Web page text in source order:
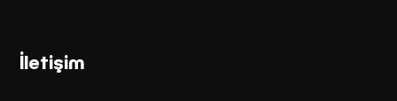
İletişim